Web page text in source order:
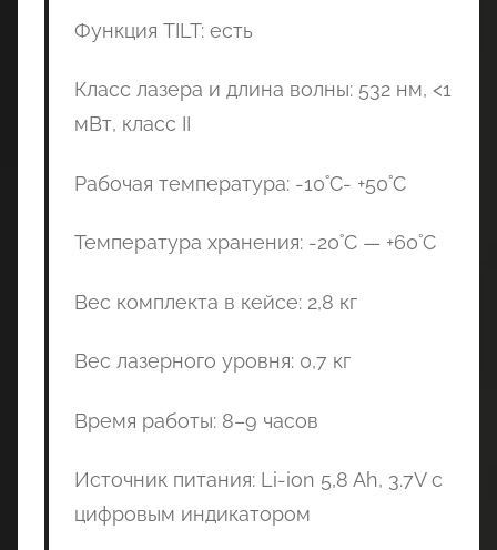
Функция TILT: есть
Класс лазера и длина волны: 532 нм, <1
мВт, класс II
Рабочая температура: -10˚C- +50˚C
Температура хранения: -20˚C — +60˚C
Вес комплекта в кейсе: 2,8 кг
Вес лазерного уровня: 0,7 кг
Время работы: 8–9 часов
Источник питания: Li-ion 5,8 Ah, 3.7V с
цифровым индикатором